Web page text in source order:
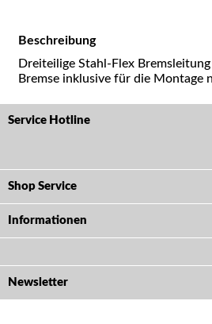
Beschreibung
Dreiteilige Stahl-Flex
Bremse inklusive für die Montage
Service Hotline
Shop Service
Informationen
Newsletter